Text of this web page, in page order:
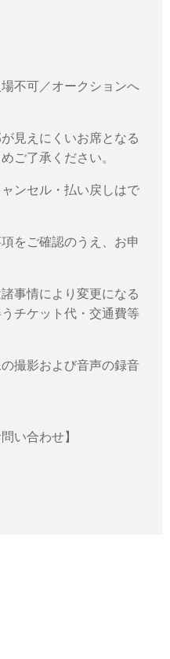
不可／オークションへ
見えにくいお席となる
ご了承ください。
ンセル・払い戻しはで
をご確認のうえ、お申
事情により変更になる
チケット代・交通費等
撮影および音声の録音
い合わせ】